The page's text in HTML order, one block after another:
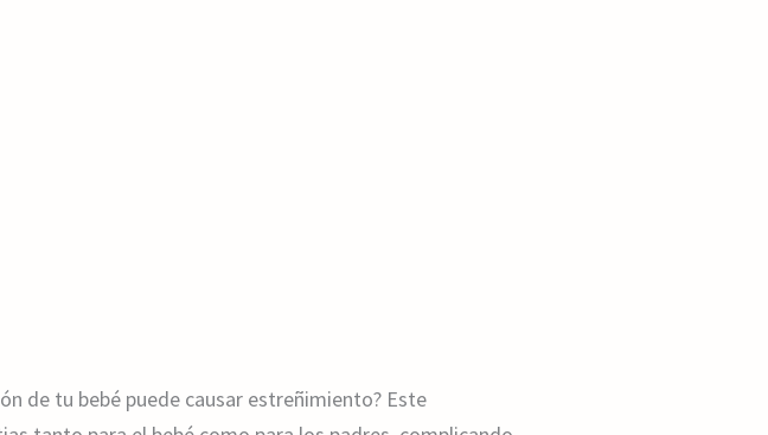
de tu bebé puede causar estreñimiento? Este